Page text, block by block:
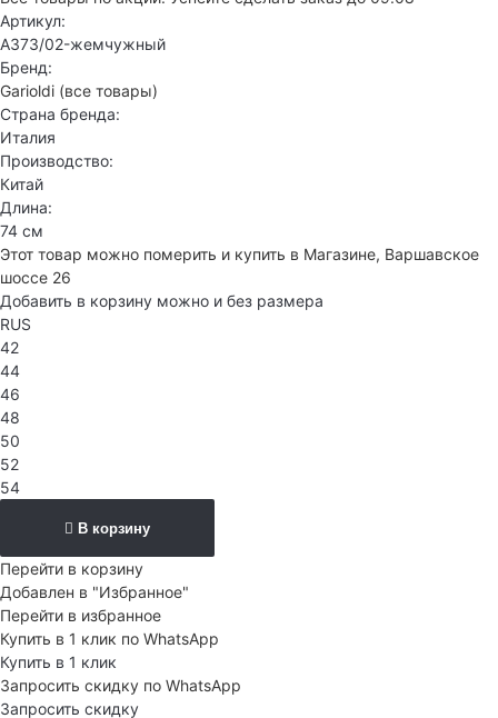
Артикул:
A373/02-жемчужный
Бренд:
Garioldi (все товары)
Страна бренда:
Италия
Производство:
Китай
Длина:
74 см
Этот товар можно померить и купить в Магазине, Варшавское
шоссе 26
Добавить в корзину можно и без размера
RUS
42
44
46
48
50
52
54
В корзину
Перейти в корзину
Добавлен в "Избранное"
Перейти в избранное
Купить в 1 клик по WhatsApp
Купить в 1 клик
Запросить скидку по WhatsApp
Запросить скидку